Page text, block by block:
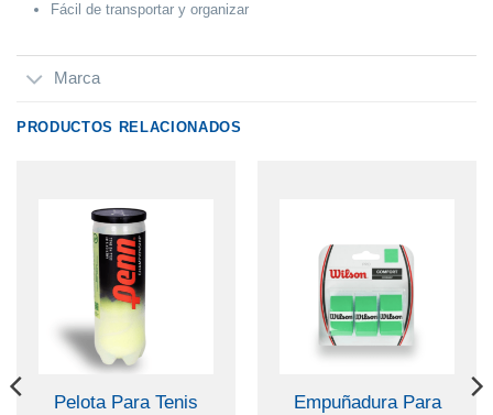
Fácil de transportar y organizar
Marca
PRODUCTOS RELACIONADOS
Pelota Para Tenis
Empuñadura Para